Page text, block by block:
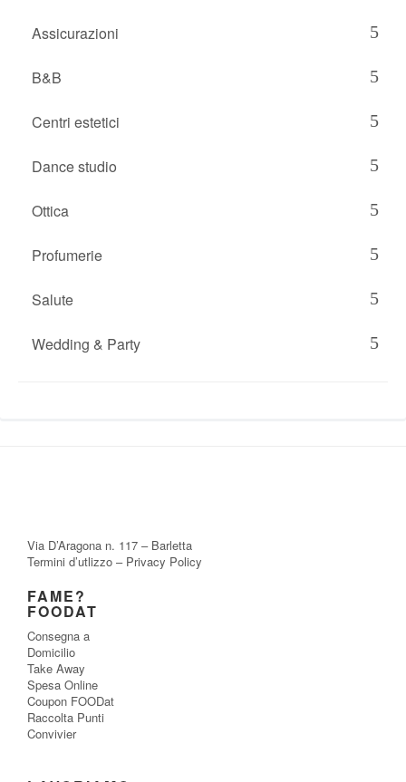
Assicurazioni
B&B
Centri estetici
Dance studio
Ottica
Profumerie
Salute
Wedding & Party
Via D’Aragona n. 117 – Barletta
Termini d’utlizzo – Privacy Policy
FAME?
FOODAT
Consegna a
Domicilio
Take Away
Spesa Online
Coupon FOODat
Raccolta Punti
Convivier